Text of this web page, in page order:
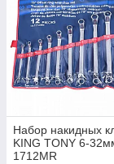
Набор накидных
KING TONY 6-
1712MR